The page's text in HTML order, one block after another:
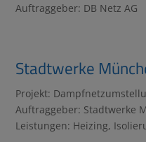
Auftraggeber: DB Netz AG
Stadtwerke
Projekt:
Auftraggeber: Stadtwerke
Leistungen: Heizing,